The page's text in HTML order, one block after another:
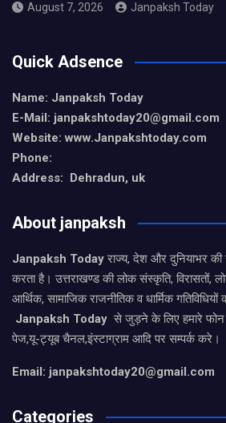
August 7, 2026 Janpaksh Today
Quick Adsence
Name: Janpaksh Today
E-Mail: janpakshtoday20@gmail.com
Website: www.Janpakshtoday.com
Phone:
Address: Dehradun, uk
About janpaksh
Janpaksh Todayराज्य, देश और दुनियाभर की
करता है। उत्तराखण्ड की लोक संस्कृति, विरासतों,
आर्थिक, सामाजिक राजनीतिक व धार्मिक
Janpaksh Today से जुड़ने के लिए हमारे
पेज,यू-ट्यूब चैनल,इंस्टाग्राम आदि पर सम्पर्क करे।
Email: janpakshtoday20@gmail.com
Categories